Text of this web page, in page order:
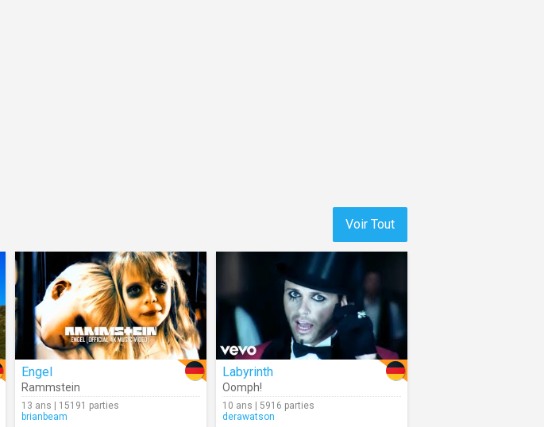
Voir Tout
Engel
Rammstein
13 ans | 15191 parties
brianbeam
Labyrinth
Oomph!
10 ans | 5916 parties
derawatson